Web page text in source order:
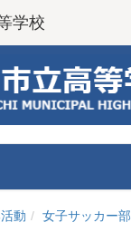
学校
動 女子サッカー部